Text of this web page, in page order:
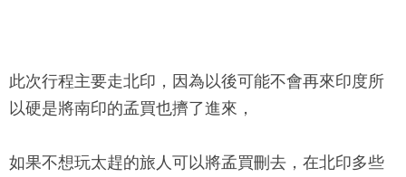
此次行程主要走北印，因為以後可能不會再來印度所
以硬是將南印的孟買也擠了進來，
如果不想玩太趕的旅人可以將孟買刪去，在北印多些